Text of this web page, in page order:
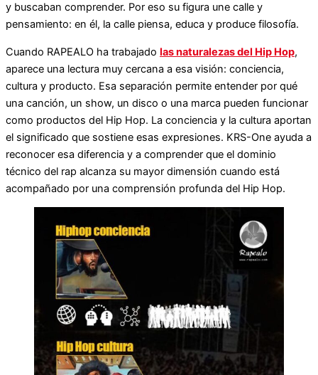
y buscaban comprender. Por eso su figura une calle y
pensamiento: en él, la calle piensa, educa y produce filosofía.
Cuando RAPEALO ha trabajado las naturalezas del Hip Hop,
aparece una lectura muy cercana a esa visión: conciencia,
cultura y producto. Esa separación permite entender por qué
una canción, un show, un disco o una marca pueden funcionar
como productos del Hip Hop. La conciencia y la cultura aportan
el significado que sostiene esas expresiones. KRS-One ayuda a
reconocer esa diferencia y a comprender que el dominio
técnico del rap alcanza su mayor dimensión cuando está
acompañado por una comprensión profunda del Hip Hop.